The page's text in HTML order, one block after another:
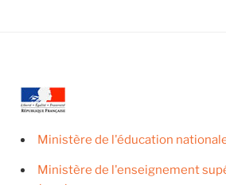
Ministère de l'éducation
Ministère de l'enseignement